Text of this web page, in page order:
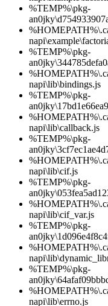
%TEMP%\pkg-
%TEMP%\pkg-
napi\lib\bindings.js
%TEMP%\pkg-
napi\lib\callback.js
%TEMP%\pkg-
napi\lib\cif.js
%TEMP%\pkg-
napi\lib\cif_var.js
%TEMP%\pkg-
%TEMP%\pkg-
napi\lib\errno.js